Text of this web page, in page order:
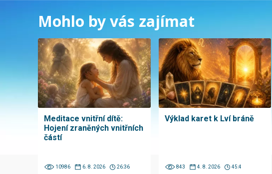
Mohlo by vás zajímat
Meditace vnitřní dítě:
Hojení zraněných vnitřních
částí
10986 6. 8. 2026 26:36
Výklad karet k Lví bráně
843 4. 8. 2026 45:4